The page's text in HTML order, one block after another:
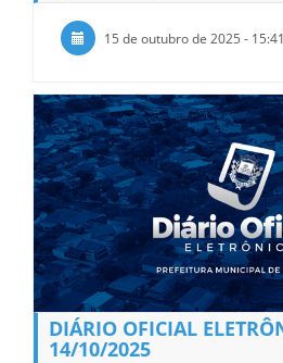
15 de outubro de 2025 - 15:41
DIÁRIO OFICIAL
14/10/2025